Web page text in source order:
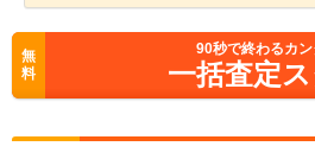
無
料
90秒で終わるカ
一括査定